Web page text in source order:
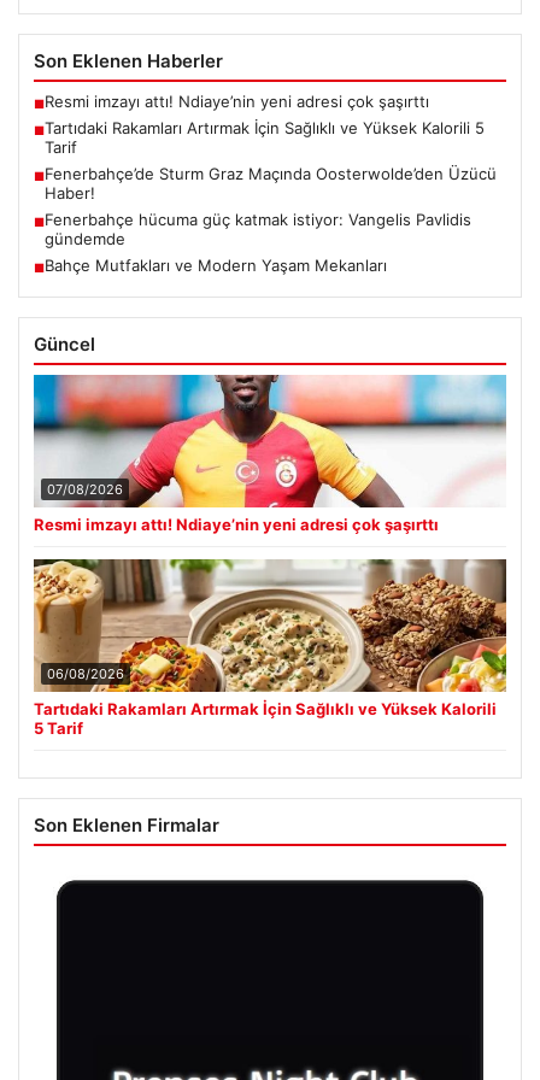
Son Eklenen Haberler
■Resmi imzayı attı! Ndiaye’nin yeni adresi çok şaşırttı
■Tartıdaki Rakamları Artırmak İçin Sağlıklı ve Yüksek Kalorili 5
Tarif
■Fenerbahçe’de Sturm Graz Maçında Oosterwolde’den Üzücü
Haber!
■Fenerbahçe hücuma güç katmak istiyor: Vangelis Pavlidis
gündemde
■Bahçe Mutfakları ve Modern Yaşam Mekanları
Güncel
07/08/2026
Resmi imzayı attı! Ndiaye’nin yeni adresi çok şaşırttı
06/08/2026
Tartıdaki Rakamları Artırmak İçin Sağlıklı ve Yüksek Kalorili
5 Tarif
Son Eklenen Firmalar